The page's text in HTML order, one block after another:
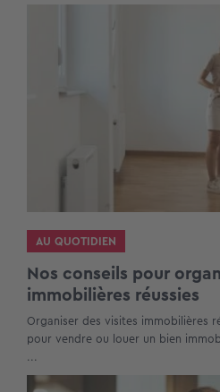
AU QUOTIDIEN
Nos conseils pour
immobilières réussies
Organiser des visites immobilières
pour vendre ou louer un bien
...